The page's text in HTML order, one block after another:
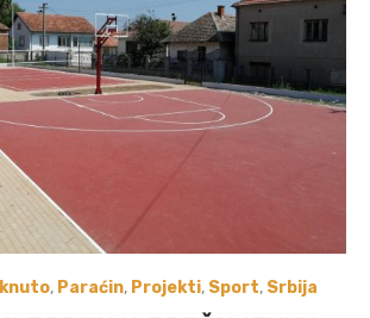
, Paraćin, Projekti, Sport, Srbija